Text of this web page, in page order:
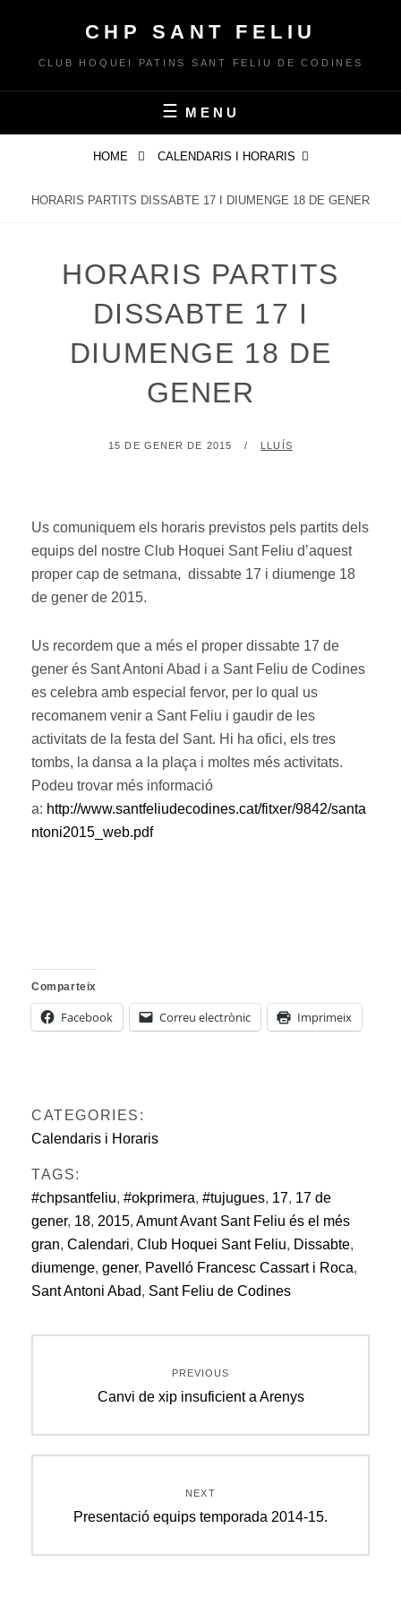
content
CHP SANT FELIU
CLUB HOQUEI PATINS SANT FELIU DE CODINES
MENU
HOME CALENDARIS I HORARIS
HORARIS PARTITS DISSABTE 17 I DIUMENGE 18 DE GENER
HORARIS PARTITS
DISSABTE 17 I
DIUMENGE 18 DE
GENER
POSTED
15 DE GENER DE 2015 BY
LLUÍS
Us comuniquem els horaris previstos pels partits dels
equips del nostre Club Hoquei Sant Feliu d’aquest
proper cap de setmana, dissabte 17 i diumenge 18
de gener de 2015.
Us recordem que a més el proper dissabte 17 de
gener és Sant Antoni Abad i a Sant Feliu de Codines
es celebra amb especial fervor, per lo qual us
recomanem venir a Sant Feliu i gaudir de les
activitats de la festa del Sant. Hi ha ofici, els tres
tombs, la dansa a la plaça i moltes més activitats.
Podeu trovar més informació
a: http://www.santfeliudecodines.cat/fitxer/9842/santa
ntoni2015_web.pdf
Comparteix
Facebook Correu electrònic Imprimeix
CATEGORIES:
Calendaris i Horaris
TAGS:
#chpsantfeliu, #okprimera, #tujugues, 17, 17 de
gener, 18, 2015, Amunt Avant Sant Feliu és el més
gran, Calendari, Club Hoquei Sant Feliu, Dissabte,
diumenge, gener, Pavelló Francesc Cassart i Roca,
Sant Antoni Abad, Sant Feliu de Codines
d'entrades
PREVIOUS
Previous
Canvi de xip insuficient a Arenys
NEXT
Next
Presentació equips temporada 2014-15.